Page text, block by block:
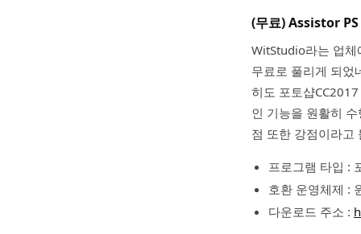
(무료) Assistor PS
WitStudio라는 업체
무료로 풀리게 되었
히도 포토샵
인 기능을 원활히
점 또한 강점이라고
프로그램 타입 :
호환 운영체제 :
다운로드 주소 :